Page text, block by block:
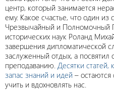
центр, который занимается
ему. Какое счастье, что один из
Чрезвычайный и Полномочный
исторических наук Роланд
завершения дипломатической
заслуженный отдых, а посвятил
преподаванию. Десятки
запас знаний и идей –
учить и вдохновлять нас.